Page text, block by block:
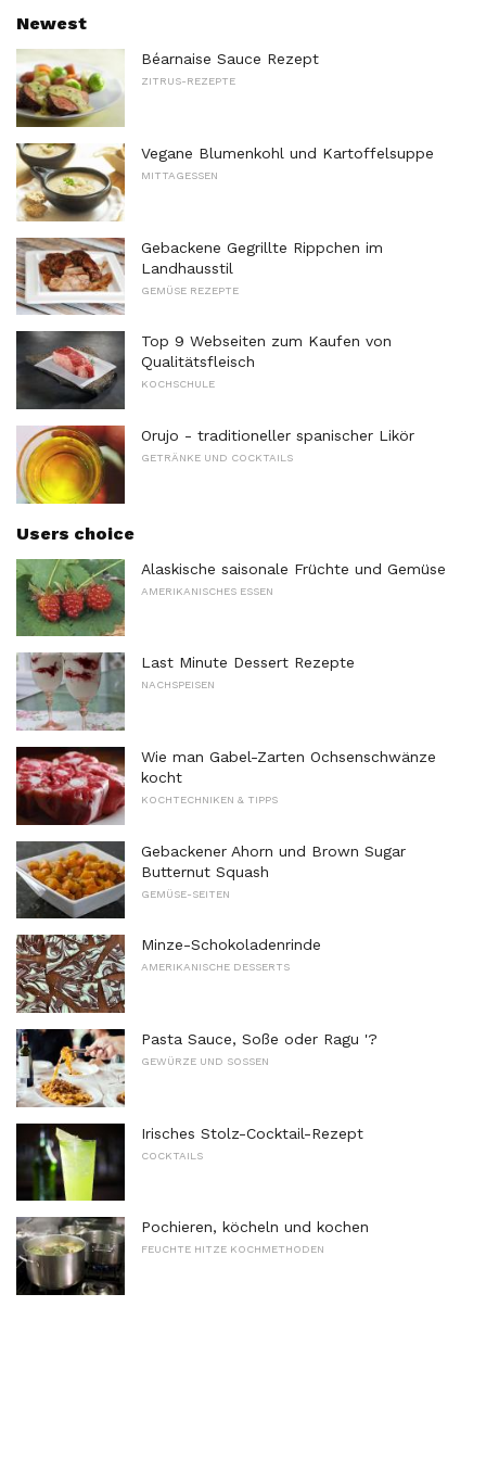
Newest
Béarnaise Sauce Rezept
ZITRUS-REZEPTE
Vegane Blumenkohl und Kartoffelsuppe
MITTAGESSEN
Gebackene Gegrillte Rippchen im
Landhausstil
GEMÜSE REZEPTE
Top 9 Webseiten zum Kaufen von
Qualitätsfleisch
KOCHSCHULE
Orujo - traditioneller spanischer Likör
GETRÄNKE UND COCKTAILS
Users choice
Alaskische saisonale Früchte und Gemüse
AMERIKANISCHES ESSEN
Last Minute Dessert Rezepte
NACHSPEISEN
Wie man Gabel-Zarten Ochsenschwänze
kocht
KOCHTECHNIKEN & TIPPS
Gebackener Ahorn und Brown Sugar
Butternut Squash
GEMÜSE-SEITEN
Minze-Schokoladenrinde
AMERIKANISCHE DESSERTS
Pasta Sauce, Soße oder Ragu '?
GEWÜRZE UND SOSSEN
Irisches Stolz-Cocktail-Rezept
COCKTAILS
Pochieren, köcheln und kochen
FEUCHTE HITZE KOCHMETHODEN